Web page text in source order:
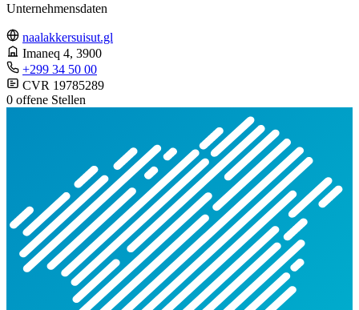
Unternehmensdaten
naalakkersuisut.gl
Imaneq 4, 3900
+299 34 50 00
CVR 19785289
0 offene Stellen